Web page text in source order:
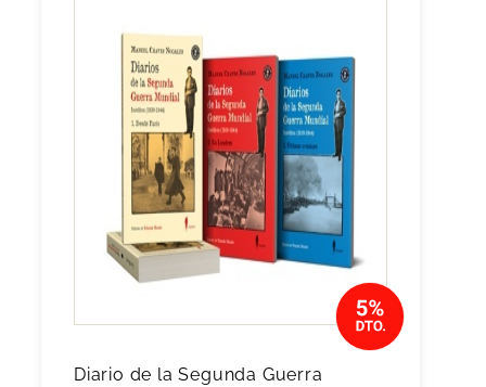
Diario de la Segunda Guerra